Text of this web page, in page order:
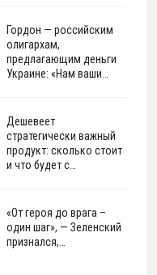
Гордон — российским
олигархам,
предлагающим деньги
Украине: «Нам ваши…
Дешевеет
стратегически важный
продукт: сколько стоит
и что будет с…
«От героя до врага –
один шаг», — Зеленский
признался,…